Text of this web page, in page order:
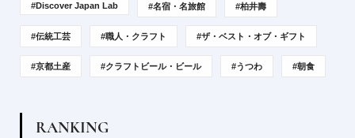
#Discover Japan Lab #名宿・名旅館 #柏井壽
#伝統工芸 #職人・クラフト #ザ・ベスト・オブ・ギフト
#京都土産 #クラフトビール・ビール #うつわ #朝食
RANKING